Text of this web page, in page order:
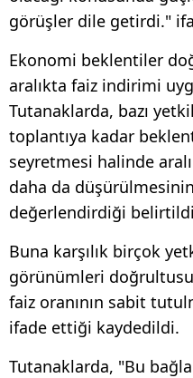
görüşler dile getirdi."
Ekonomi beklentiler
aralıkta faiz indirimi
Tutanaklarda, bazı
toplantıya kadar
seyretmesi halinde
daha da
değerlendirdiği
Buna karşılık birçok
görünümleri
faiz oranının sabit
ifade ettiği kaydedildi.
Tutanaklarda, "Bu